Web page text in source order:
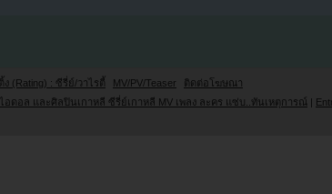
ง (Rating) : ซีรี่ย์/วาไรตี้ MV/PV/Teaser ติดต่อโฆษณา
อดอล และศิลปินเกาหลี ซีรี่ย์เกาหลี MV เพลง ละคร แซ่บ..ทันเหตุการณ์ |